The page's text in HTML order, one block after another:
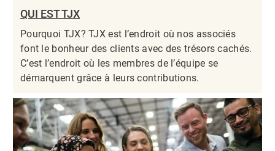
QUI EST TJX
Pourquoi TJX? TJX est l’endroit où nos associés
font le bonheur des clients avec des trésors cachés.
C’est l’endroit où les membres de l’équipe se
démarquent grâce à leurs contributions.​​​​​​​